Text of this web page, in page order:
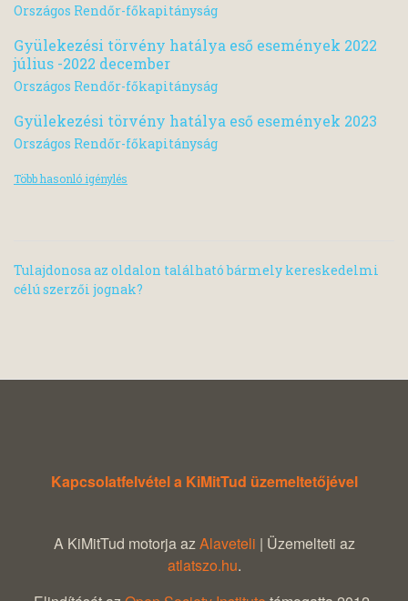
Országos Rendőr-főkapitányság
Gyülekezési törvény hatálya eső események 2022
július -2022 december
Országos Rendőr-főkapitányság
Gyülekezési törvény hatálya eső események 2023
Országos Rendőr-főkapitányság
Több hasonló igénylés
Tulajdonosa az oldalon található bármely kereskedelmi
célú szerzői jognak?
Kapcsolatfelvétel a KiMitTud üzemeltetőjével
A KiMitTud motorja azAlaveteli | Üzemelteti az
atlatszo.hu.